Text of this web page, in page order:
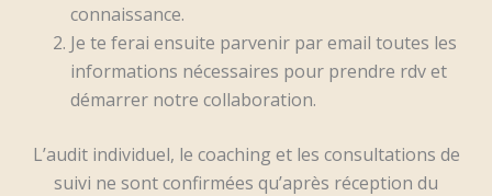
connaissance.
Je te ferai ensuite parvenir par email toutes les
informations nécessaires pour prendre rdv et
démarrer notre collaboration.
L’audit individuel, le coaching et les consultations de
suivi ne sont confirmées qu’après réception du